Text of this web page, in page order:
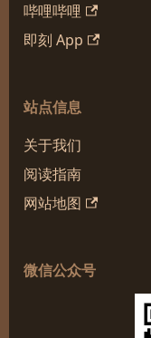
哔哩哔哩
即刻 App
站点信息
关于我们
阅读指南
网站地图
微信公众号